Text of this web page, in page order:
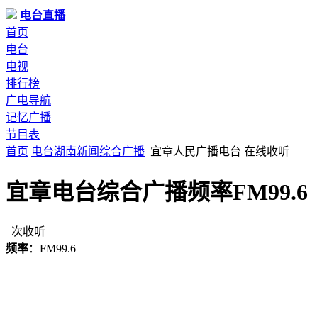
电台直播
首页
电台
电视
排行榜
广电导航
记忆广播
节目表
首页 电台湖南新闻综合广播 宜章人民广播电台 在线收听
宜章电台综合广播频率FM99.6
次收听
频率：FM99.6